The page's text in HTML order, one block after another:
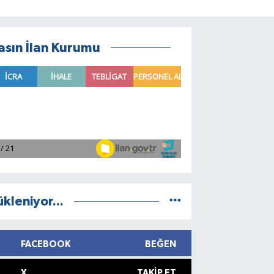
İlan Kurumu
FACEBOOK BEĞEN